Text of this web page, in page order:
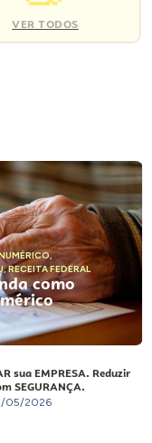
VER TODOS
,
,RECEITA FEDERAL
como
sua EMPRESA. Reduzir
SEGURANÇA.
05/2026